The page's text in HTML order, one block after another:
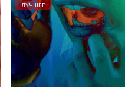
ЛУЧШЕЕ